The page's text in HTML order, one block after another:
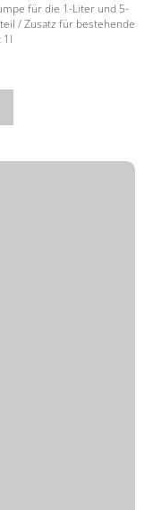
für die 1-Liter und 5-
/ Zusatz für bestehende
1l